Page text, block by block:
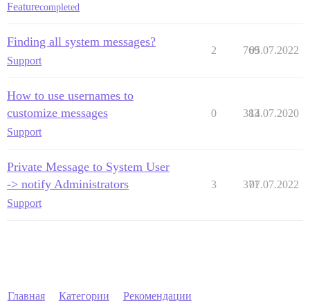
Featurecompleted
Finding all system messages?
Support
2 769
05.07.2022
How to use usernames to
customize messages
Support
0 383
14.07.2020
Private Message to System User
-> notify Administrators
Support
3 371
07.07.2022
Главная Категории Рекомендации